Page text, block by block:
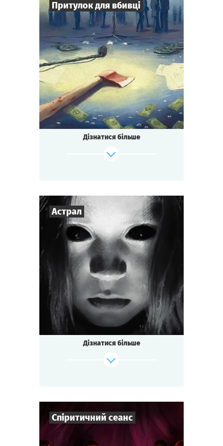
Зіграти Дивитися сценарій
Притулок для вбивці
Гравців 7-16
Час гри 2-3 год.
Детектив
Тип квесту Квесторія
Засніжений гірський готель.
Зйомки голлівудського блокбастеру.
Режисера знайшли мертвим.
Може ти щось бачив?Дізнатися більше
Астрал
Гравців -7
1-1,5 год.
Тематика Містика
Тип квесту Міні-квесторія
Дізнатися більше
Спіритичний сеанс